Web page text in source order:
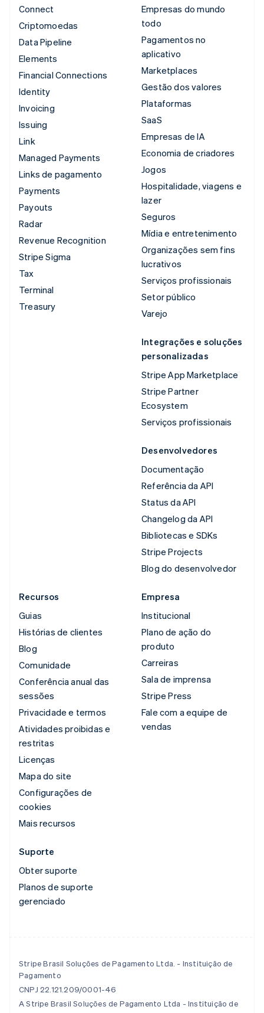
Connect
Criptomoedas
Data Pipeline
Elements
Financial Connections
Identity
Invoicing
Issuing
Link
Managed Payments
Links de pagamento
Payments
Payouts
Radar
Revenue Recognition
Stripe Sigma
Tax
Terminal
Treasury
Empresas do mundo
todo
Pagamentos no
aplicativo
Marketplaces
Gestão dos valores
Plataformas
SaaS
Empresas de IA
Economia de criadores
Jogos
Hospitalidade, viagens e
lazer
Seguros
Mídia e entretenimento
Organizações sem fins
lucrativos
Serviços profissionais
Setor público
Varejo
Integrações e soluções
personalizadas
Stripe App Marketplace
Stripe Partner
Ecosystem
Serviços profissionais
Desenvolvedores
Documentação
Referência da API
Status da API
Changelog da API
Bibliotecas e SDKs
Stripe Projects
Blog do desenvolvedor
Recursos
Guias
Histórias de clientes
Blog
Comunidade
Conferência anual das
sessões
Privacidade e termos
Atividades proibidas e
restritas
Licenças
Mapa do site
Configurações de
cookies
Mais recursos
Empresa
Institucional
Plano de ação do
produto
Carreiras
Sala de imprensa
Stripe Press
Fale com a equipe de
vendas
Suporte
Obter suporte
Planos de suporte
gerenciado
Stripe Brasil Soluções de Pagamento Ltda. - Instituição de
Pagamento
CNPJ 22.121.209/0001-46
A Stripe Brasil Soluções de Pagamento Ltda - Instituição de